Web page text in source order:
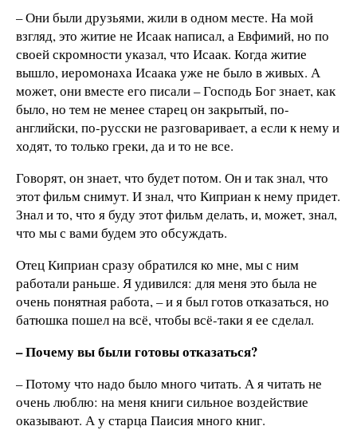
– Они были друзьями, жили в одном месте. На мой
взгляд, это житие не Исаак написал, а Евфимий, но по
своей скромности указал, что Исаак. Когда житие
вышло, иеромонаха Исаака уже не было в живых. А
может, они вместе его писали – Господь Бог знает, как
было, но тем не менее старец он закрытый, по-
английски, по-русски не разговаривает, а если к нему и
ходят, то только греки, да и то не все.
Говорят, он знает, что будет потом. Он и так знал, что
этот фильм снимут. И знал, что Киприан к нему придет.
Знал и то, что я буду этот фильм делать, и, может, знал,
что мы с вами будем это обсуждать.
Отец Киприан сразу обратился ко мне, мы с ним
работали раньше. Я удивился: для меня это была не
очень понятная работа, – и я был готов отказаться, но
батюшка пошел на всё, чтобы всё-таки я ее сделал.
– Почему вы были готовы отказаться?
– Потому что надо было много читать. А я читать не
очень люблю: на меня книги сильное воздействие
оказывают. А у старца Паисия много книг.